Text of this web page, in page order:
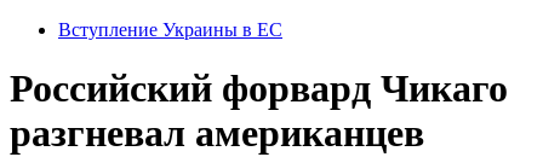
Вступление Украины в ЕС
Российский форвард Чикаго
разгневал американцев